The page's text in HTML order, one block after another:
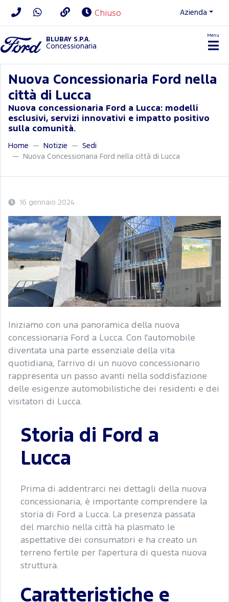
Chiuso Azienda
BLUBAY S.P.A.
Concessionaria
Menu
Nuova Concessionaria Ford nella
città di Lucca
Nuova concessionaria Ford a Lucca: modelli
esclusivi, servizi innovativi e impatto positivo
sulla comunità.
Home Notizie
Sedi
Nuova Concessionaria Ford nella città di Lucca
16 gennaio 2024
Iniziamo con una panoramica della nuova
concessionaria Ford a Lucca. Con l'automobile
diventata una parte essenziale della vita
quotidiana, l'arrivo di un nuovo concessionario
rappresenta un passo avanti nella soddisfazione
delle esigenze automobilistiche dei residenti e dei
visitatori di Lucca.
Storia di Ford a
Lucca
Prima di addentrarci nei dettagli della nuova
concessionaria, è importante comprendere la
storia di Ford a Lucca. La presenza passata
del marchio nella città ha plasmato le
aspettative dei consumatori e ha creato un
terreno fertile per l'apertura di questa nuova
struttura.
Caratteristiche e